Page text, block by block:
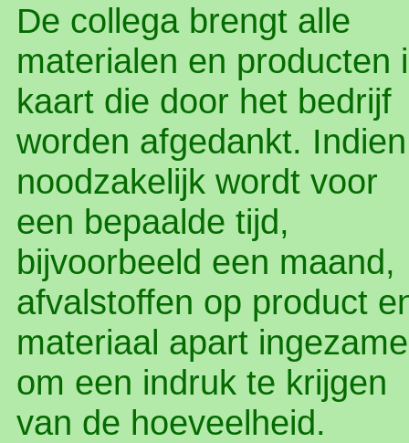
De collega brengt alle
materialen en producten
kaart die door het bedrijf
worden afgedankt. Indien
noodzakelijk wordt voor
een bepaalde tijd,
bijvoorbeeld een maand,
afvalstoffen op product
materiaal apart
om een indruk te krijgen
van de hoeveelheid.